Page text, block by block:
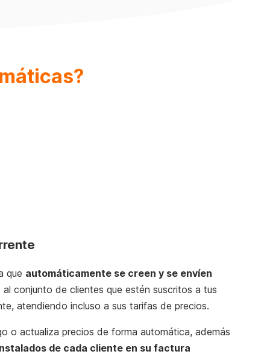
que automáticamente se creen y se envíen
conjunto de clientes que estén suscritos a tus
atendiendo incluso a sus tarifas de precios.
o actualiza precios de forma automática, además
de cada cliente en su factura